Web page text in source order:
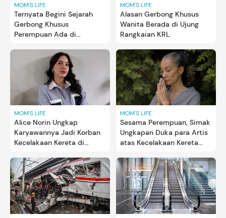
MOM'S LIFE
Ternyata Begini Sejarah
Gerbong Khusus
Perempuan Ada di
MOM'S LIFE
Alasan Gerbong Khusus
Wanita Berada di Ujung
Rangkaian KRL
MOM'S LIFE
Alice Norin Ungkap
Karyawannya Jadi Korban
Kecelakaan Kereta di
& Terlempar
MOM'S LIFE
Sesama Perempuan, Simak
Ungkapan Duka para Artis
atas Kecelakaan Kereta